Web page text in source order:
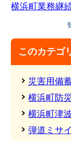
横浜町業務継
このカテゴ
災害用備
横浜町防
横浜町津
弾道ミサ